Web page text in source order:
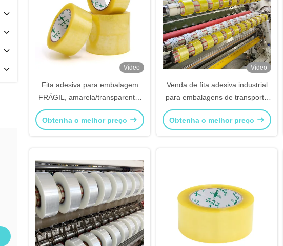
Vídeo
Fita adesiva para embalagem
FRÁGIL, amarela/transparente,
para caixas
Obtenha o melhor preço
Vídeo
Venda de fita adesiva industrial
para embalagens de transporte
por grosso Cartão Bopp
Obtenha o melhor preço